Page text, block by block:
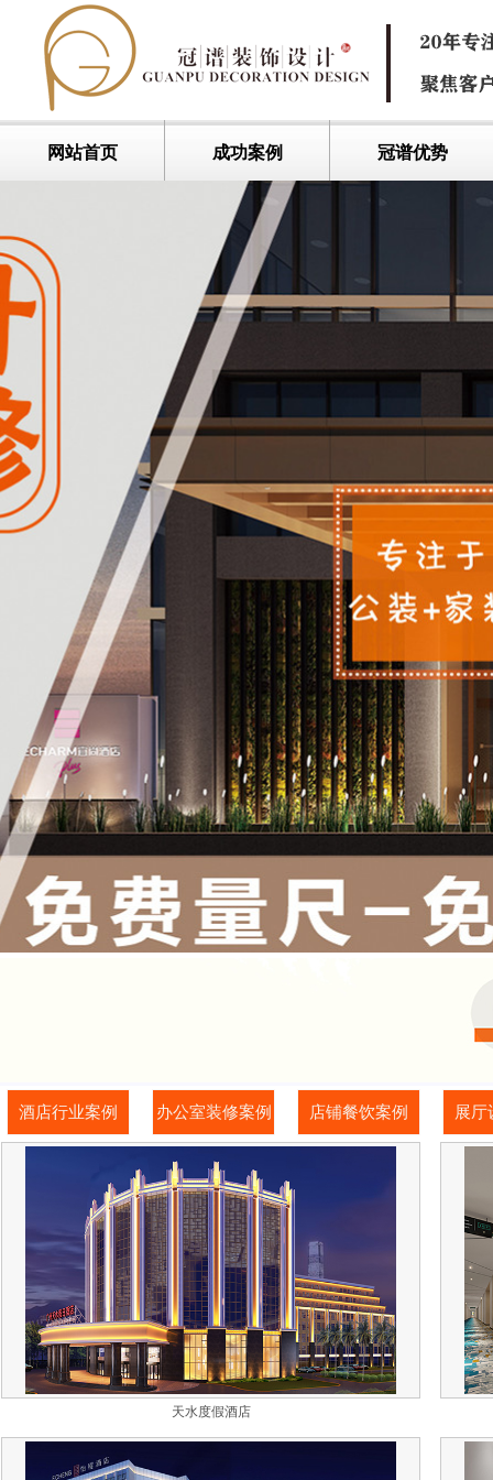
网站首页 成功案例 冠谱优势
天水度假酒店
酒店行业案例 办公室装修案例 店铺餐饮案例 展厅